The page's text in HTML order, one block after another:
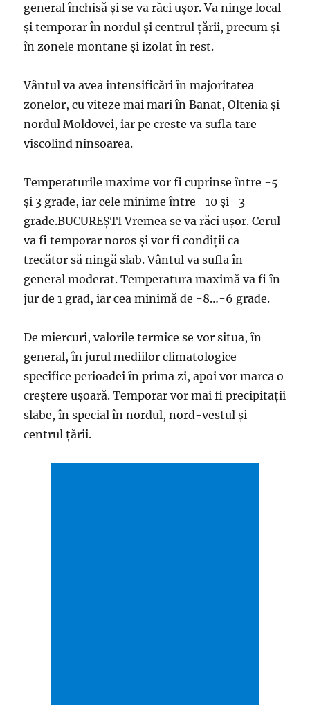
general închisă și se va răci ușor. Va ninge local
și temporar în nordul și centrul țării, precum și
în zonele montane și izolat în rest.
Vântul va avea intensificări în majoritatea
zonelor, cu viteze mai mari în Banat, Oltenia și
nordul Moldovei, iar pe creste va sufla tare
viscolind ninsoarea.
Temperaturile maxime vor fi cuprinse între -5
și 3 grade, iar cele minime între -10 și -3
grade.BUCUREŞTI Vremea se va răci ușor. Cerul
va fi temporar noros și vor fi condiții ca
trecător să ningă slab. Vântul va sufla în
general moderat. Temperatura maximă va fi în
jur de 1 grad, iar cea minimă de -8…-6 grade.
De miercuri, valorile termice se vor situa, în
general, în jurul mediilor climatologice
specifice perioadei în prima zi, apoi vor marca o
creștere ușoară. Temporar vor mai fi precipitații
slabe, în special în nordul, nord-vestul și
centrul țării.